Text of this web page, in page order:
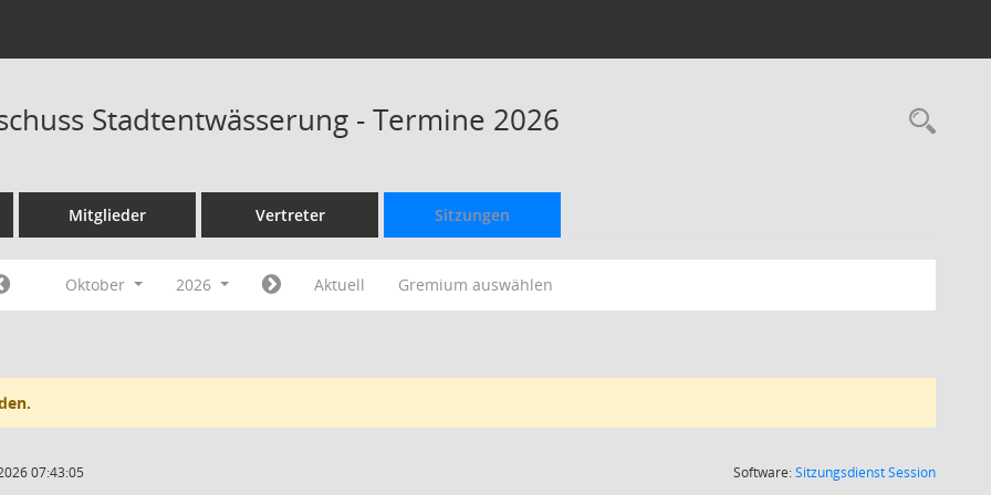
Stadtentwässerung - Termine 2026
Mitglieder Vertreter Sitzungen
Oktober 2026 Aktuell Gremium auswählen
07:43:05 Software:SitzungsdienstSession(Wird in